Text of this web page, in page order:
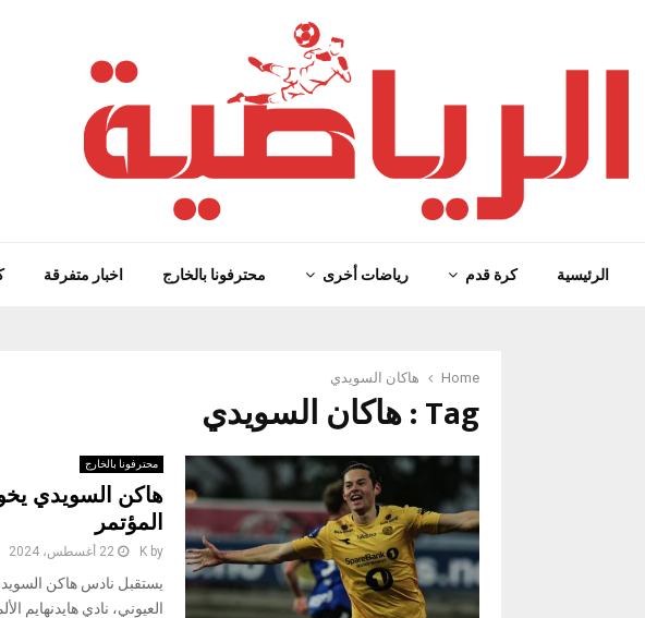
الرئيسية كرة قدم رياضات أخرى محترفونا بالخارج اخبار متفرقة
Home هاكان السويدي
Tag : هاكان السويدي
محترفونا بالخارج
هاكن السويدي
المؤتمر
by
K 22 أغسطس، 2024
يستقبل نادس هاكن
العيوني، نادي هايدنهايم